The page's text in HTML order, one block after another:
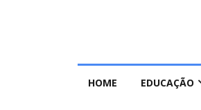
HOME EDUCAÇÃO